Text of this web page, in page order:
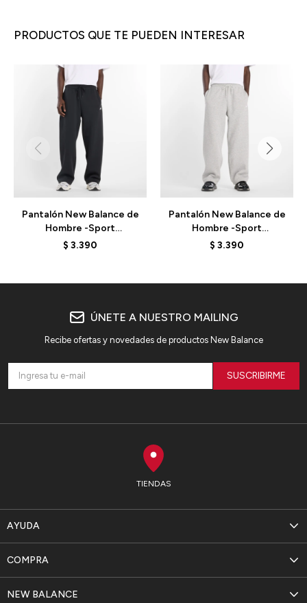
PRODUCTOS QUE TE PUEDEN INTERESAR
Pantalón New Balance de
Hombre -Sport
Essentials- MP53506BK -
$ 3.390
Pantalón New Balance de
Hombre -Sport
Essentials- MP53506AG -
$ 3.390
TIENDAS
AYUDA
NEW BALANCE
COMPRA
ÚNETE A NUESTRO MAILING
Recibe ofertas y novedades de productos New Balance
SUSCRIBIRME